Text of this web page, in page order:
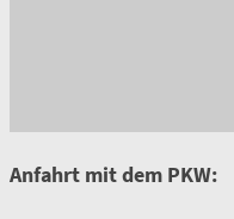
Anfahrt mit dem PKW: